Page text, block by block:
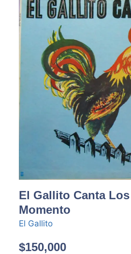
El Gallito Canta
Momento
El Gallito
$150,000